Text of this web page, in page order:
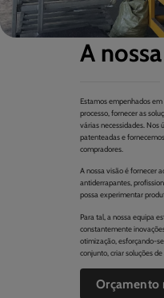
A
Estamos empenhados em
processo, fornecer as
várias necessidades. Nos
patenteadas e
compradores.
A nossa visão é fornecer
antiderrapantes,
possa experimentar
Para tal, a nossa equipa
constantemente
otimização, esforçando-
conjunto, criar soluções
Orçamento